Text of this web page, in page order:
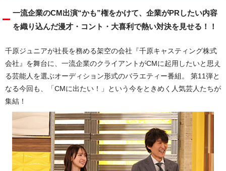
一流企業のCM出演“かも”権をかけて、企業がPRしたい内容
を織り込んだ漫才・コント・大喜利で熱い対決を見せる！！
千原ジュニアが社長を務める架空の会社『千原キャスティング株式
会社』を舞台に、一流企業のクライアントがCMに起用したいと思え
る芸能人を選ぶオーディション形式のバラエティー番組。 第11弾と
なる今回も、「CMに出たい！」という今をときめく人気芸人たちが
集結！